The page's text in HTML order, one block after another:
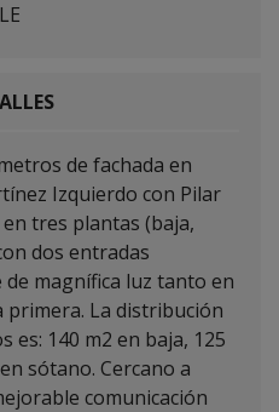
de fachada en
Izquierdo con Pilar
tres plantas (baja,
dos entradas
magnífica luz tanto en
primera. La distribución
es: 140 m2 en baja, 125
sótano. Cercano a
comunicación